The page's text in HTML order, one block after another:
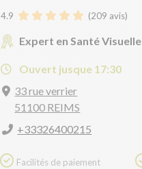
4.9 (209 avis)
Expert en Santé Visuelle
Ouvert jusque 17:30
33 rue verrier
51100 REIMS
+33326400215
Facilités de paiement